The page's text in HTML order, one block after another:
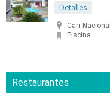
Detalles
Carr
Piscina
Restaurantes